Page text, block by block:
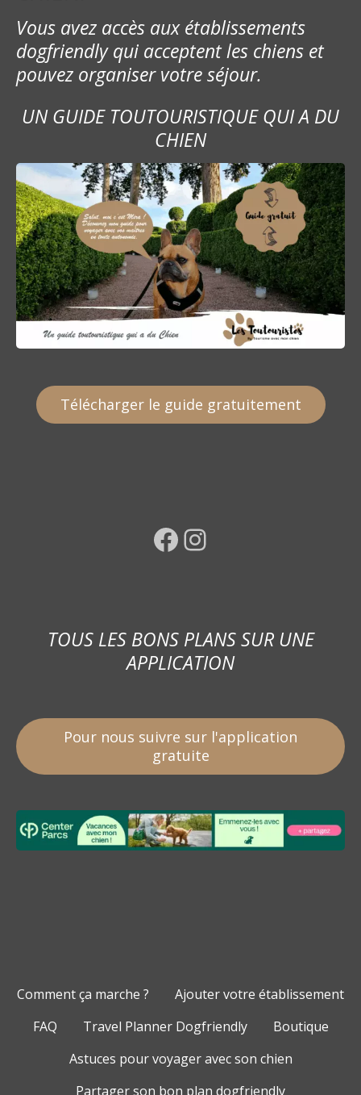
Vous avez accès aux établissements
dogfriendly qui acceptent les chiens et
pouvez organiser votre séjour.
UN GUIDE TOUTOURISTIQUE QUI A DU
CHIEN
Télécharger le guide gratuitement
Facebook Instagram
TOUS LES BONS PLANS SUR UNE
APPLICATION
Pour nous suivre sur l'application
gratuite
Comment ça marche ?
Ajouter votre établissement
FAQ
Travel Planner Dogfriendly
Boutique
Astuces pour voyager avec son chien
Partager son bon plan dogfriendly